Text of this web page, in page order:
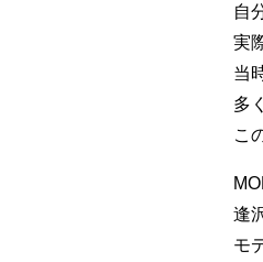
自
実
当
多
こ
逢
モ